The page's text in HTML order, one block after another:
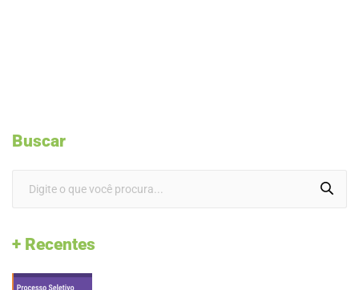
Buscar
+ Recentes